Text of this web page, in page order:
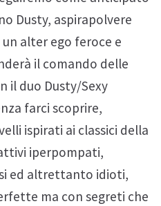
Dusty, aspirapolvere
alter ego feroce e
il comando delle
il duo Dusty/Sexy
farci scoprire,
ispirati ai classici della
iperpompati,
ed altrettanto idioti,
ma con segreti che